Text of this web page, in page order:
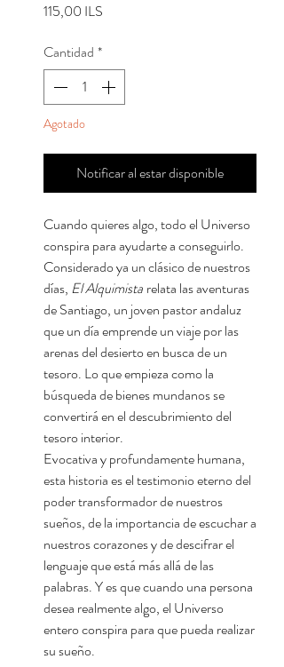
115,00 ILS
Cantidad *
Agotado
Notificar al estar disponible
Cuando quieres algo, todo el Universo
conspira para ayudarte a conseguirlo.
Considerado ya un clásico de nuestros
días, El Alquimista relata las aventuras
de Santiago, un joven pastor andaluz
que un día emprende un viaje por las
arenas del desierto en busca de un
tesoro. Lo que empieza como la
búsqueda de bienes mundanos se
convertirá en el descubrimiento del
tesoro interior.
Evocativa y profundamente humana,
esta historia es el testimonio eterno del
poder transformador de nuestros
sueños, de la importancia de escuchar a
nuestros corazones y de descifrar el
lenguaje que está más allá de las
palabras. Y es que cuando una persona
desea realmente algo, el Universo
entero conspira para que pueda realizar
su sueño.